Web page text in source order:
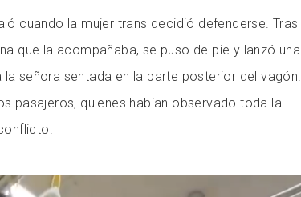
cuando la mujer trans decidió defenderse. Tras
que la acompañaba, se puso de pie y lanzó una
señora sentada en la parte posterior del vagón.
pasajeros, quienes habían observado toda la